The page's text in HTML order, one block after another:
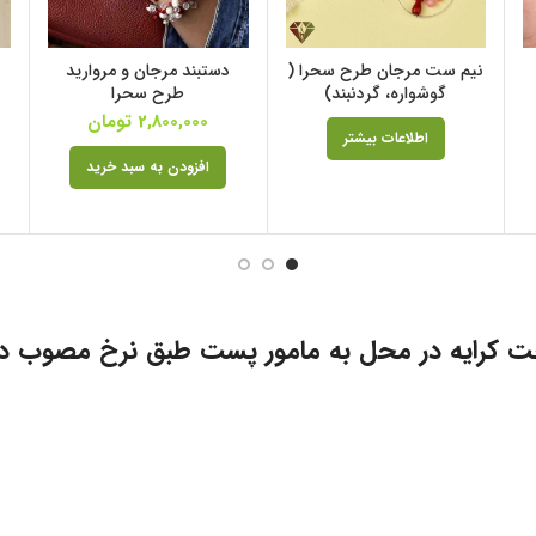
نیم ست مرجان طرح سحرا (
گوشواره، گردنبند)
اطلاعات بیشتر
دستبند مرجان و مروارید
طرح سحرا
2,800,000 تومان
افزودن به سبد خرید
کرایه در محل به مامور پست طبق نرخ مصوب